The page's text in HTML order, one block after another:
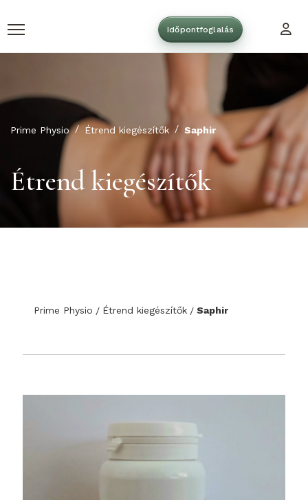
Időpontfoglalás
Étrend kiegészítők
Prime Physio Étrend kiegészítők Saphir
Prime Physio Étrend kiegészítők Saphir